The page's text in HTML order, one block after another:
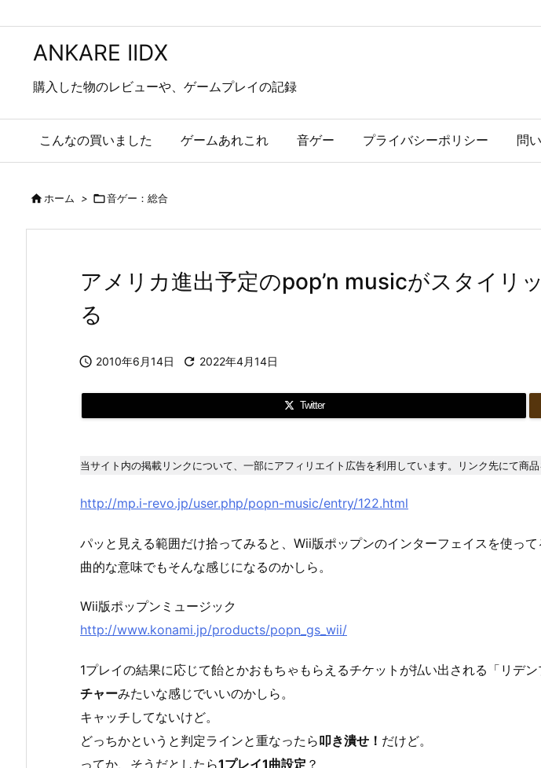
ANKARE IIDX
購入した物のレビューや、ゲームプレイの記録
こんなの買いました ゲームあれこれ 音ゲー プライバシーポリシー 問
ホーム > 音ゲー：総合
アメリカ進出予定のpop’n musicがスタイリ
る
 2010年6月14日  2022年4月14日
Twitter
当サイト内の掲載リンクについて、一部にアフィリエイト広告を利用しています。リンク先にて商
http://mp.i-revo.jp/user.php/popn-music/entry/122.html
パッと見える範囲だけ拾ってみると、Wii版ポップンのインターフェイスを使って
曲的な意味でもそんな感じになるのかしら。
Wii版ポップンミュージック
http://www.konami.jp/products/popn_gs_wii/
1プレイの結果に応じて飴とかおもちゃもらえるチケットが払い出される「リデン
チャーみたいな感じでいいのかしら。
キャッチしてないけど。
どっちかというと判定ラインと重なったら叩き潰せ！ だけど。
ってか、そうだとしたら1プレイ1曲設定 ？